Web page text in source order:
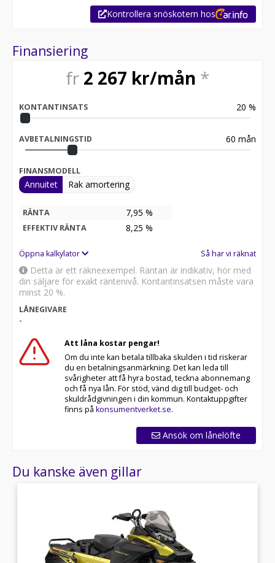
Kontrollera snöskotern hos
Finansiering
fr 2 267 kr/mån *
KONTANTINSATS 20 %
AVBETALNINGSTID 60 mån
FINANSMODELL
Annuitet Rak amortering
RÄNTA 7,95 %
EFFEKTIV RÄNTA 8,25 %
Öppna kalkylator Så har vi räknat
Detta är ett räkneexempel. Räntan är indikativ, hör med
din säljare för exakt räntenivå. Kontantinsatsen måste vara
minst 20 %.
LÅNEGIVARE
-
Att låna kostar pengar!
Om du inte kan betala tillbaka skulden i tid riskerar
du en betalningsanmärkning. Det kan leda till
svårigheter att få hyra bostad, teckna abonnemang
och få nya lån. För stöd, vänd dig till budget- och
skuldrådgivningen i din kommun. Kontaktuppgifter
finns på konsumentverket.se.
Ansök om lånelöfte
Du kanske även gillar